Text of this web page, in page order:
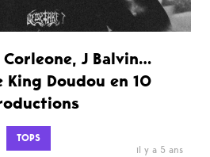
Corleone, J Balvin…
King Doudou en 10
TOPS
il y a 5 ans